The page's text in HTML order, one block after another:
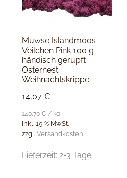
Muwse Islandmoos
Veilchen Pink 100 g
händisch gerupft
Osternest
Weihnachtskrippe
14,07€
140,70€ / kg
inkl. 19 % MwSt.
zzgl.Versandkosten
Lieferzeit:2-3 Tage